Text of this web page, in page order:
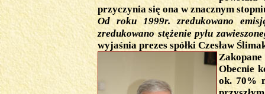
przyczynia się ona w znacznym
Od roku 1999r. zredukowano
zredukowano stężenie pyłu
wyjaśnia prezes spółki Czesław
Obecnie
ok. 70%